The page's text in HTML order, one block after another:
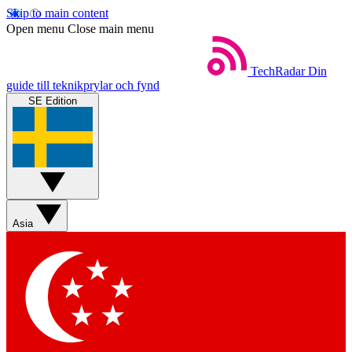
Skip to main content
Open menu Close main menu
TechRadar Din
guide till teknikprylar och fynd
SE Edition
Asia